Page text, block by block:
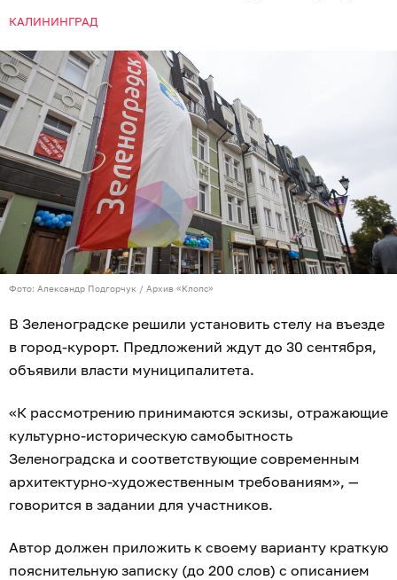
КАЛИНИНГРАД
Фото: Александр Подгорчук / Архив «Клопс»
В Зеленоградске решили установить стелу на въезде
в город-курорт. Предложений ждут до 30 сентября,
объявили власти муниципалитета.
«К рассмотрению принимаются эскизы, отражающие
культурно-историческую самобытность
Зеленоградска и соответствующие современным
архитектурно-художественным требованиям», —
говорится в задании для участников.
Автор должен приложить к своему варианту краткую
пояснительную записку (до 200 слов) с описанием